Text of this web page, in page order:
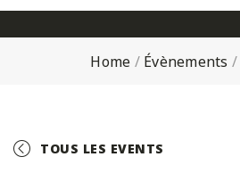
Home / Évènements /
TOUS LES EVENTS